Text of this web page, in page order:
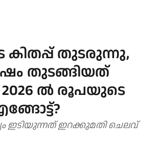
തുടരുന്നു,
തുടങ്ങിയത്
2026 ല്‍ രൂപയുടെ
ഇടിയുന്നത് ഇറക്കുമതി ചെലവ്